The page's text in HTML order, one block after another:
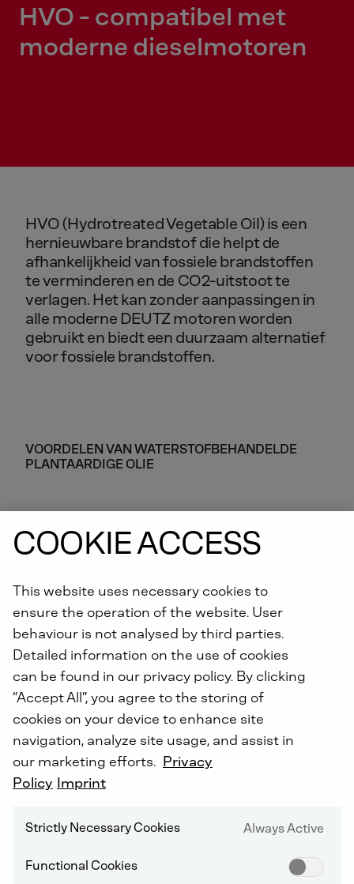
HVO - compatibel met
moderne dieselmotoren
HVO (HydrotreatedVegetable Oil) is een
hernieuwbare brandstofdie helptde
afhankelijkheid vanfossiele brandstoffen
teverminderen en de CO2-uitstootte
verlagen. Hetkan zonderaanpassingen in
alle moderne DEUTZ motorenworden
gebruikten biedteen duurzaam alternatief
voorfossiele brandstoffen.
VOORDELEN VAN WATERSTOFBEHANDELDE
PLANTAARDIGE OLIE
KLIMAATVRIENDELIJK
Reduceert CO2 tot 90% en vermindert NOx
en deeltjes.
GEEN DEBAT OVER VOEDSEL VERSUS
COOKIE ACCESS
This website uses necessary cookies to
ensure the operation of the website. User
behaviour is not analysed by third parties.
Detailed information on the use of cookies
can be found in our privacy policy. By clicking
“Accept All”, you agree to the storing of
cookies on your device to enhance site
navigation, analyze site usage, and assist in
our marketing efforts. Privacy
Policy Imprint
Strictly Necessary Cookies Always Active
Functional Cookies